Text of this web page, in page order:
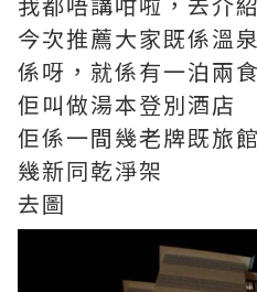
今次推薦大家既係溫
係呀，就係有一泊兩
佢叫做湯本登別酒店
佢係一間幾老牌既旅
幾新同乾淨架
去圖